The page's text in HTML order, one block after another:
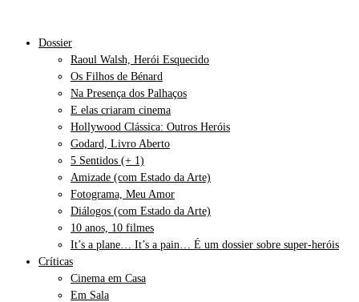
Dossier
Raoul Walsh, Herói Esquecido
Os Filhos de Bénard
Na Presença dos Palhaços
E elas criaram cinema
Hollywood Clássica: Outros Heróis
Godard, Livro Aberto
5 Sentidos (+ 1)
Amizade (com Estado da Arte)
Fotograma, Meu Amor
Diálogos (com Estado da Arte)
10 anos, 10 filmes
It’s a plane… It’s a pain… É um dossier sobre super-heróis
Críticas
Cinema em Casa
Em Sala